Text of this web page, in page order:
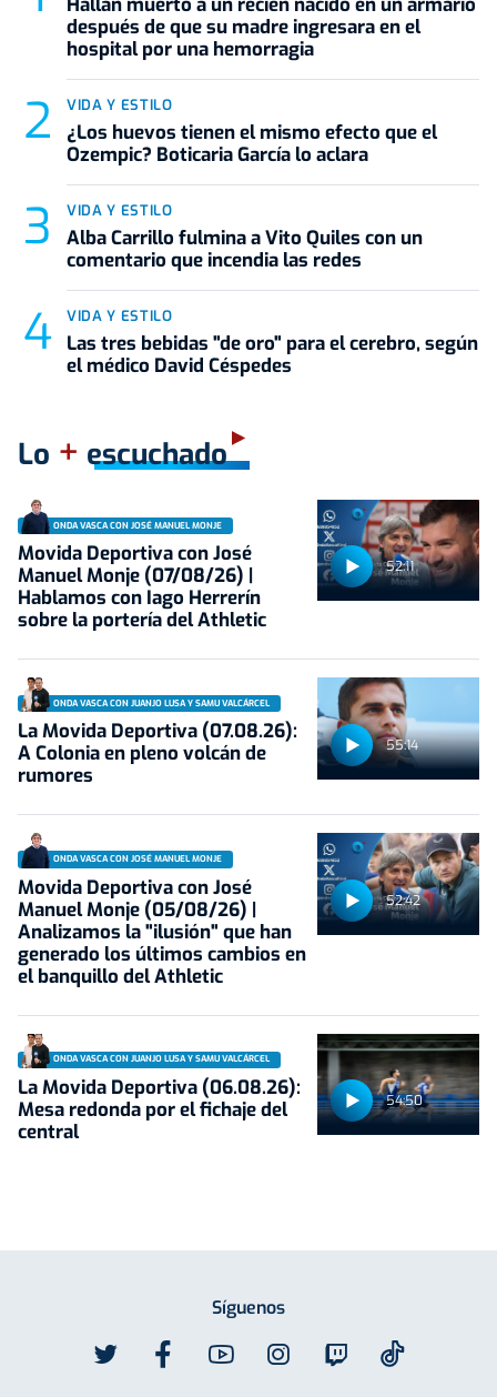
después de que su madre ingresara en el
hospital por una hemorragia
VIDA Y ESTILO
¿Los huevos tienen el mismo efecto que el
Ozempic? Boticaria García lo aclara
VIDA Y ESTILO
Alba Carrillo fulmina a Vito Quiles con un
comentario que incendia las redes
VIDA Y ESTILO
Las tres bebidas "de oro" para el cerebro, según
el médico David Céspedes
Lo + escuchado
52:11
ONDA VASCA CON JOSÉ MANUEL MONJE
Movida Deportiva con José
Manuel Monje (07/08/26) |
Hablamos con Iago Herrerín
sobre la portería del Athletic
55:14
ONDA VASCA CON JUANJO LUSA Y SAMU VALCÁRCEL
La Movida Deportiva (07.08.26):
A Colonia en pleno volcán de
rumores
52:42
ONDA VASCA CON JOSÉ MANUEL MONJE
Movida Deportiva con José
Manuel Monje (05/08/26) |
Analizamos la "ilusión" que han
generado los últimos cambios en
el banquillo del Athletic
54:50
ONDA VASCA CON JUANJO LUSA Y SAMU VALCÁRCEL
La Movida Deportiva (06.08.26):
Mesa redonda por el fichaje del
central
Síguenos